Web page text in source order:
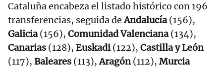
Cataluña encabeza el listado histórico con 196
transferencias, seguida deAndalucía(156),
Galicia(156), Comunidad Valenciana(134),
Canarias (128), Euskadi(122), Castilla y León
(117), Baleares (113),Aragón(112), Murcia